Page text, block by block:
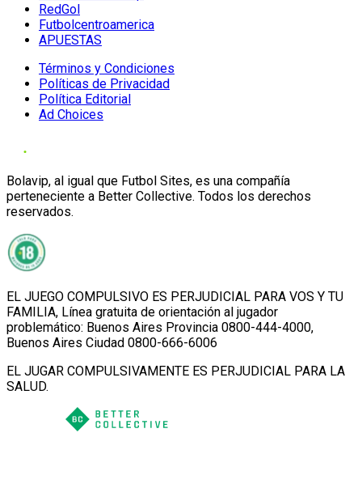
RedGol
Futbolcentroamerica
APUESTAS
Términos y Condiciones
Políticas de Privacidad
Política Editorial
Ad Choices
Bolavip, al igual que Futbol Sites, es una compañía
perteneciente a Better Collective. Todos los derechos
reservados.
EL JUEGO COMPULSIVO ES PERJUDICIAL PARA VOS Y TU
FAMILIA, Línea gratuita de orientación al jugador
problemático: Buenos Aires Provincia 0800-444-4000,
Buenos Aires Ciudad 0800-666-6006
EL JUGAR COMPULSIVAMENTE ES PERJUDICIAL PARA LA
SALUD.